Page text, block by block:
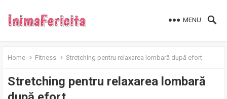
MENU
Home Fitness Stretching pentru relaxarea lombară după efort
Stretching pentru relaxarea lombară